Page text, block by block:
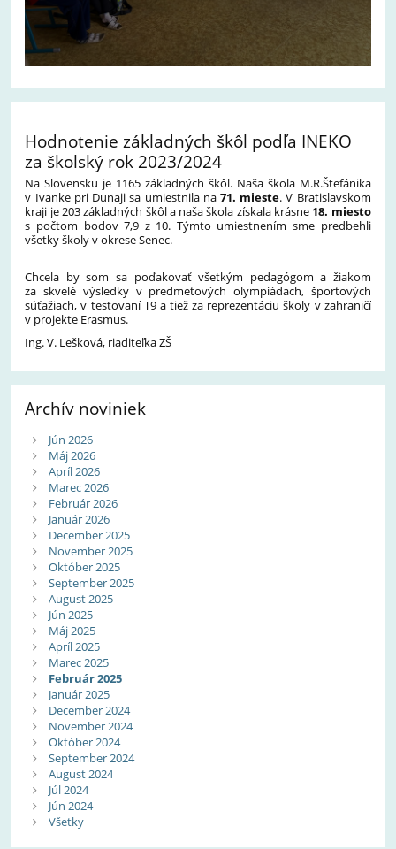
Hodnotenie základných škôl podľa INEKO
za školský rok 2023/2024
Na Slovensku je 1165 základných škôl. Naša škola M.R.Štefánika
v Ivanke pri Dunaji sa umiestnila na 71. mieste. V Bratislavskom
kraji je 203 základných škôl a naša škola získala krásne 18. miesto
s počtom bodov 7,9 z 10. Týmto umiestnením sme predbehli
všetky školy v okrese Senec.
Chcela by som sa poďakovať všetkým pedagógom a žiakom
za skvelé výsledky v predmetových olympiádach, športových
súťažiach, v testovaní T9 a tiež za reprezentáciu školy v zahraničí
v projekte Erasmus.
Ing. V. Lešková, riaditeľka ZŠ
Archív noviniek
Jún 2026
Máj 2026
Apríl 2026
Marec 2026
Február 2026
Január 2026
December 2025
November 2025
Október 2025
September 2025
August 2025
Jún 2025
Máj 2025
Apríl 2025
Marec 2025
Február 2025
Január 2025
December 2024
November 2024
Október 2024
September 2024
August 2024
Júl 2024
Jún 2024
Všetky